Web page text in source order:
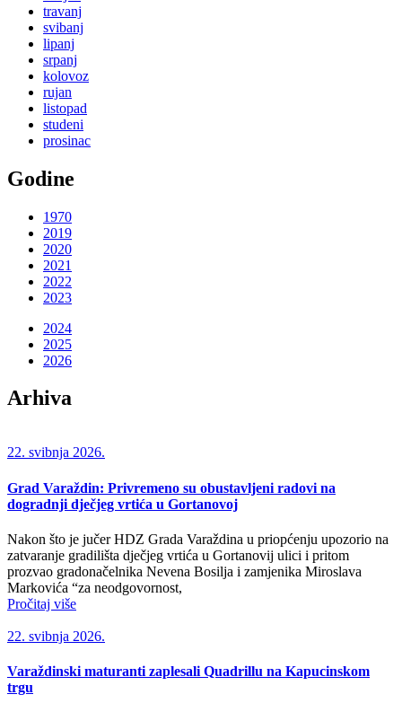
travanj
svibanj
lipanj
srpanj
kolovoz
rujan
listopad
studeni
prosinac
Godine
1970
2019
2020
2021
2022
2023
2024
2025
2026
Arhiva
22. svibnja 2026.
Grad Varaždin: Privremeno su obustavljeni radovi na
dogradnji dječjeg vrtića u Gortanovoj
Nakon što je jučer HDZ Grada Varaždina u priopćenju upozorio na
zatvaranje gradilišta dječjeg vrtića u Gortanovij ulici i pritom
prozvao gradonačelnika Nevena Bosilja i zamjenika Miroslava
Markovića “za neodgovornost,
Pročitaj više
22. svibnja 2026.
Varaždinski maturanti zaplesali Quadrillu na Kapucinskom
trgu